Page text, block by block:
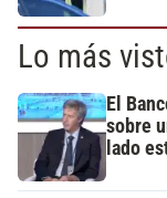
Lo más
El
sobre
lado